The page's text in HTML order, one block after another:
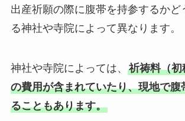
出産祈願の際に腹帯を持参するかど
る神社や寺院によって異なります。
神社や寺院によっては、 祈祷料（
の費用が含まれていたり、現地で腹
ることもあります。